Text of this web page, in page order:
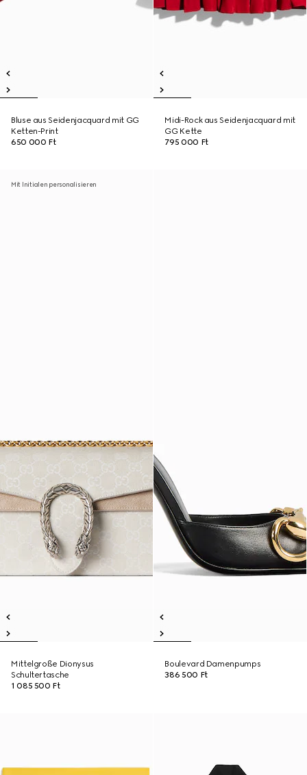
Bluse aus Seidenjacquard mit GG
Ketten-Print
650 000 Ft
Midi-Rock aus Seidenjacquard mit
GG Kette
795 000 Ft
Mit Initialen personalisieren
Mittelgroße Dionysus
Schultertasche
1 085 500 Ft
Boulevard Damenpumps
386 500 Ft